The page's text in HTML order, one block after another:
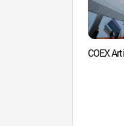
COEX